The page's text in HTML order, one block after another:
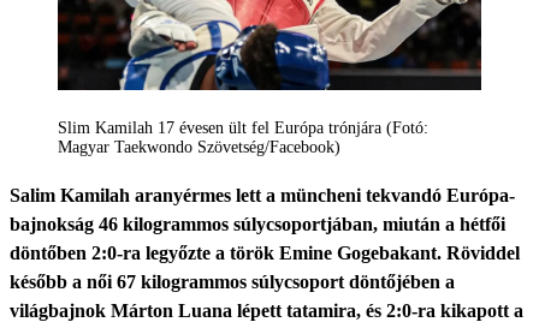
Slim Kamilah 17 évesen ült fel Európa trónjára (Fotó:
Magyar Taekwondo Szövetség/Facebook)
Salim Kamilah aranyérmes lett a müncheni tekvandó Európa-
bajnokság 46 kilogrammos súlycsoportjában, miután a hétfői
döntőben 2:0-ra legyőzte a török Emine Gogebakant. Röviddel
később a női 67 kilogrammos súlycsoport döntőjében a
világbajnok Márton Luana lépett tatamira, és 2:0-ra kikapott a